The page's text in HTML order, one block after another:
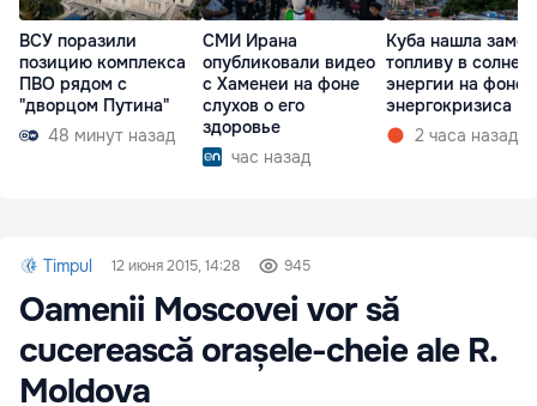
ВСУ поразили
позицию комплекса
ПВО рядом с
"дворцом Путина"
48 минут назад
СМИ Ирана
опубликовали видео
с Хаменеи на фоне
слухов о его
здоровье
час назад
Куба нашла
топливу в
энергии на фоне
энергокризиса
2 часа назад
Timpul 12 июня 2015, 14:28 945
Oamenii Moscovei vor să
cucerească orașele-cheie ale R.
Moldova